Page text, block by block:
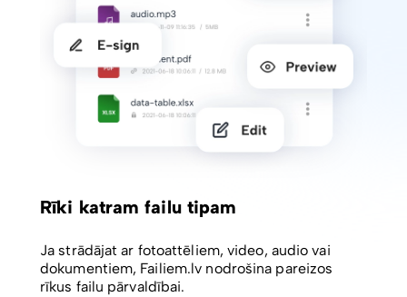
Rīki katram failu tipam
Ja strādājat ar fotoattēliem, video, audio vai
dokumentiem, Failiem.lv nodrošina pareizos
rīkus failu pārvaldībai.